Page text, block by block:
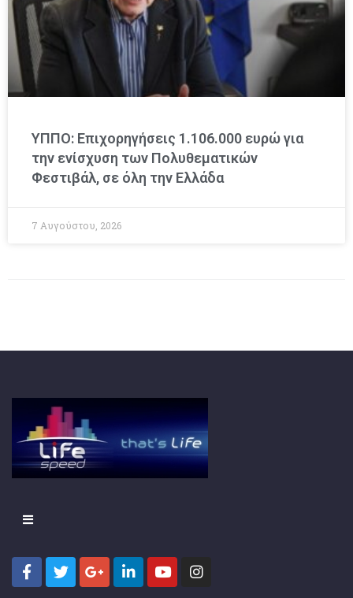
ΥΠΠΟ: Επιχορηγήσεις 1.106.000 ευρώ για
την ενίσχυση των Πολυθεματικών
Φεστιβάλ, σε όλη την Ελλάδα
7 Αυγούστου, 2026